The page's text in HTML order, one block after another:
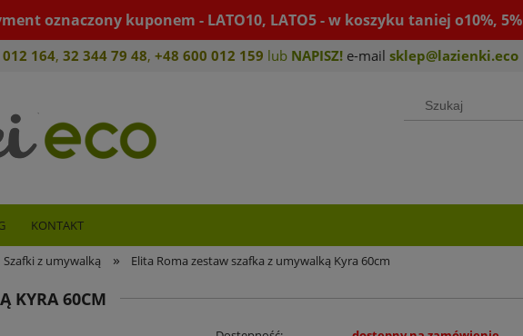
oznaczony kuponem - LATO10, LATO5 - w koszyku taniej o10%, 5%
164, 32 344 79 48, +48 600 012 159 lub NAPISZ! e-mail sklep@lazienki.eco
KONTAKT
Szafki z umywalką » Elita Roma zestaw szafka z umywalką Kyra 60cm
KYRA 60CM